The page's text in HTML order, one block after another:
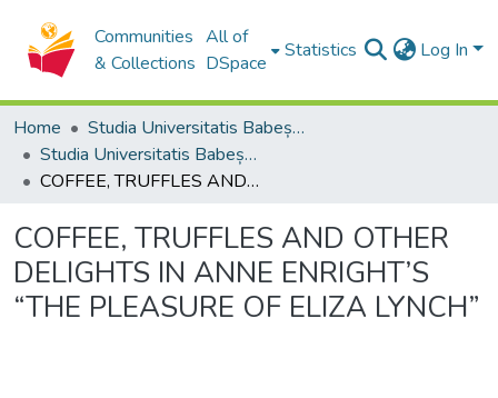
Communities
& Collections
All of
DSpace
Statistics Log In
Home
Studia Universitatis Babeș-Bolyai Collection
Studia Universitatis Babeș-Bolyai Philologia
COFFEE, TRUFFLES AND OTHER DELIGHTS IN ANNE ENRIGHT’S “THE PLEASURE OF ELIZA LYNCH”
COFFEE, TRUFFLES AND OTHER
DELIGHTS IN ANNE ENRIGHT’S
“THE PLEASURE OF ELIZA LYNCH”